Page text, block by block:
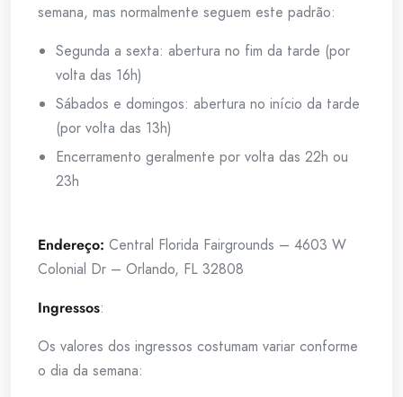
semana, mas normalmente seguem este padrão:
Segunda a sexta: abertura no fim da tarde (por
volta das 16h)
Sábados e domingos: abertura no início da tarde
(por volta das 13h)
Encerramento geralmente por volta das 22h ou
23h
Endereço: Central Florida Fairgrounds – 4603 W
Colonial Dr – Orlando, FL 32808
Ingressos:
Os valores dos ingressos costumam variar conforme
o dia da semana: